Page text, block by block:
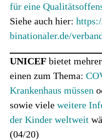
für eine
Siehe auch hier:
binationaler.de/
UNICEF bietet
einen zum Thema:
Krankenhaus müssen
sowie viele weitere
der Kinder weltweit
(04/20)